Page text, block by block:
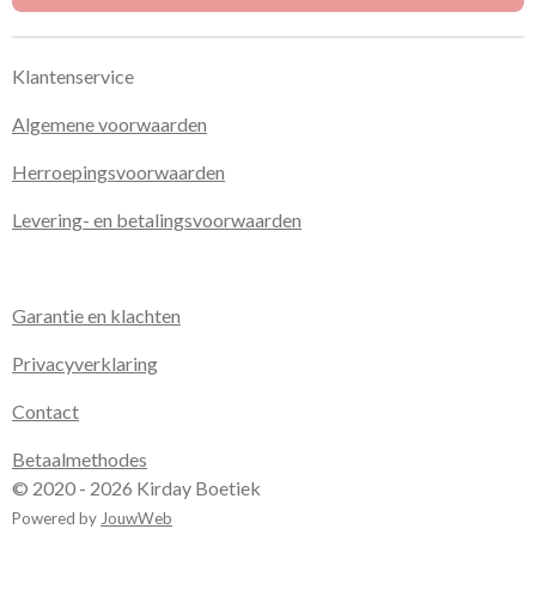
Klantenservice
Algemene voorwaarden
Herroepingsvoorwaarden
Levering- en betalingsvoorwaarden
Garantie en klachten
Privacyverklaring
Contact
Betaalmethodes
© 2020 - 2026 Kirday Boetiek
Powered by JouwWeb